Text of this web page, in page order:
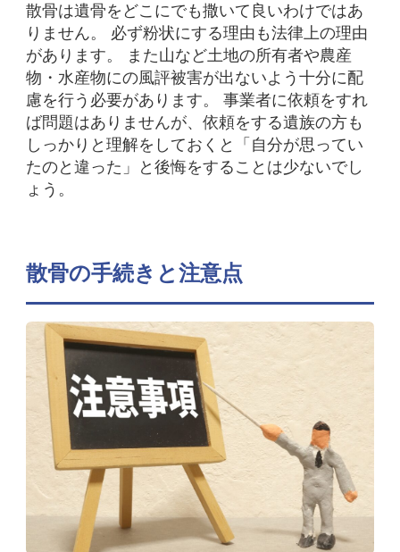
散骨は遺骨をどこにでも撒いて良いわけではあ
りません。 必ず粉状にする理由も法律上の理由
があります。
また山など土地の所有者や農産
物・水産物にの風評被害が出ないよう十分に配
慮を行う必要があります。
事業者に依頼をすれ
ば問題はありませんが、依頼をする遺族の方も
しっかりと理解をしておくと「自分が思ってい
たのと違った」と後悔をすることは少ないでし
ょう。
散骨の手続きと注意点